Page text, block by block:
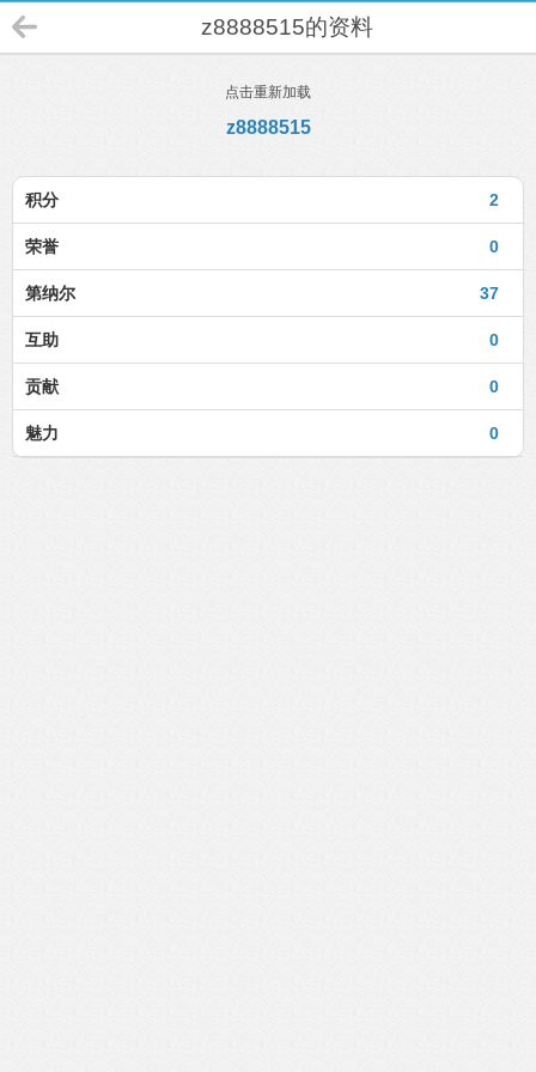
z8888515的资料
点击重新加载
z8888515
2
积分
0
荣誉
37
第纳尔
0
互助
0
贡献
0
魅力